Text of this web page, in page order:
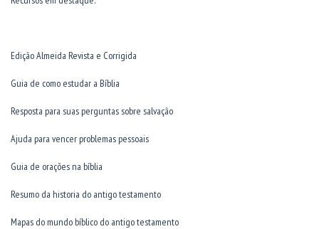
Edição Almeida Revista e Corrigida
Guia de como estudar a Bíblia
Resposta para suas perguntas sobre salvação
Ajuda para vencer problemas pessoais
Guia de orações na bíblia
Resumo da historia do antigo testamento
Mapas do mundo bíblico do antigo testamento